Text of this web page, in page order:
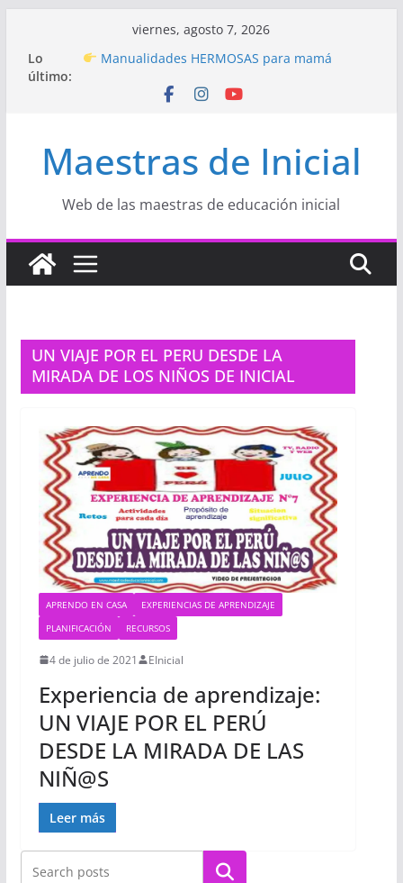
contenido
viernes, agosto 7, 2026
Lo
último:
Hermosos dibujos para MAMÁ: colorea con
Manualidades HERMOSAS para mamá
Semana de la Educación Inicial 2026”
Proyecto
“Celebramos con Alegría la Semana
Proyecto de Aprendizaje
Un regalo para
Maestras de Inicial
Web de las maestras de educación inicial
UN VIAJE POR EL PERU DESDE LA
MIRADA DE LOS NIÑOS DE INICIAL
APRENDO EN CASA
EXPERIENCIAS DE APRENDIZAJE
PLANIFICACIÓN
RECURSOS
4 de julio de 2021 EInicial
Experiencia de aprendizaje:
UN VIAJE POR EL PERÚ
DESDE LA MIRADA DE LAS
NIÑ@S
Leer más
Buscar